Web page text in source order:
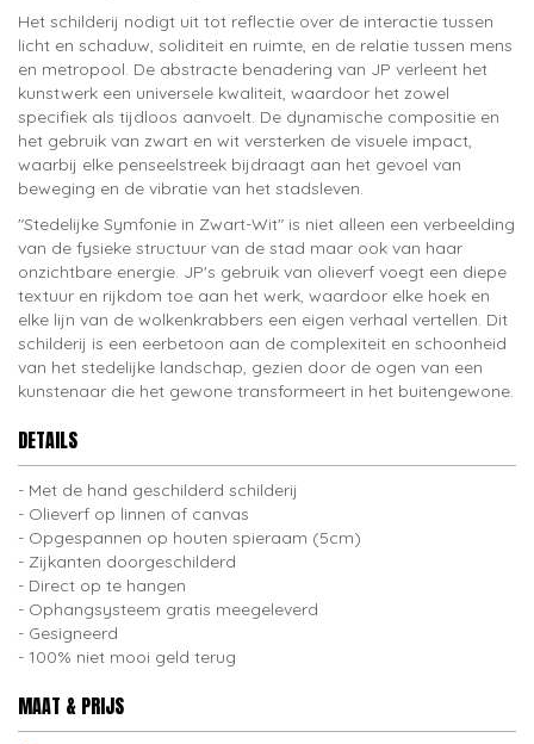
Het schilderij nodigt uit tot reflectie over de interactie tussen
licht en schaduw, soliditeit en ruimte, en de relatie tussen mens
en metropool. De abstracte benadering van JP verleent het
kunstwerk een universele kwaliteit, waardoor het zowel
specifiek als tijdloos aanvoelt. De dynamische compositie en
het gebruik van zwart en wit versterken de visuele impact,
waarbij elke penseelstreek bijdraagt aan het gevoel van
beweging en de vibratie van het stadsleven.
"Stedelijke Symfonie in Zwart-Wit" is niet alleen een verbeelding
van de fysieke structuur van de stad maar ook van haar
onzichtbare energie. JP's gebruik van olieverf voegt een diepe
textuur en rijkdom toe aan het werk, waardoor elke hoek en
elke lijn van de wolkenkrabbers een eigen verhaal vertellen. Dit
schilderij is een eerbetoon aan de complexiteit en schoonheid
van het stedelijke landschap, gezien door de ogen van een
kunstenaar die het gewone transformeert in het buitengewone.
DETAILS
Met de hand geschilderd schilderij
Olieverf op linnen of canvas
Opgespannen op houten spieraam (5cm)
Zijkanten doorgeschilderd
Direct op te hangen
Ophangsysteem gratis meegeleverd
Gesigneerd
100% niet mooi geld terug
MAAT & PRIJS